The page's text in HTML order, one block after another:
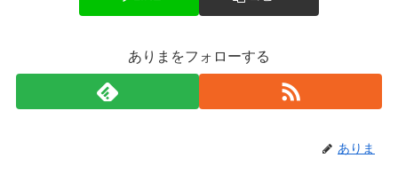
ありまをフォローする
ありま